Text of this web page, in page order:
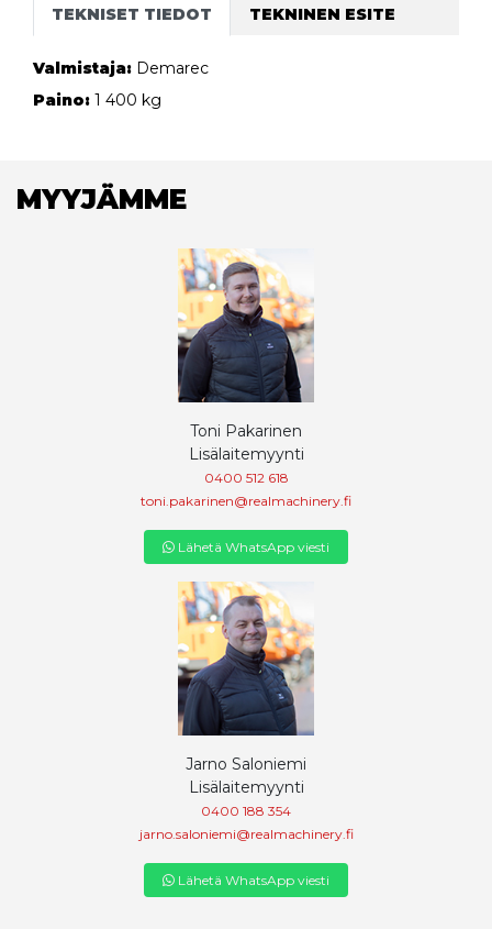
TEKNISET TIEDOT TEKNINEN ESITE
Valmistaja: Demarec
Paino: 1 400 kg
MYYJÄMME
Toni Pakarinen
Lisälaitemyynti
0400 512 618
toni.pakarinen@realmachinery.fi
Lähetä WhatsApp viesti
Jarno Saloniemi
Lisälaitemyynti
0400 188 354
jarno.saloniemi@realmachinery.fi
Lähetä WhatsApp viesti